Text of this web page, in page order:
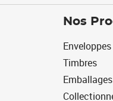
Nos
Enveloppes
Timbres
Emballages